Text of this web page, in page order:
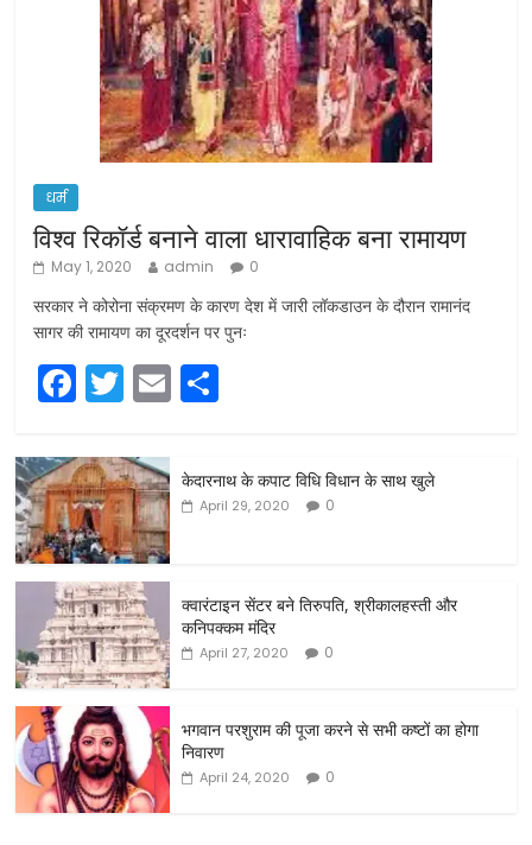
धर्म
विश्व रिकॉर्ड बनाने वाला धारावाहिक बना रामायण
May 1, 2020 admin 0
सरकार ने कोरोना संक्रमण के कारण देश में जारी लॉकडाउन के दौरान रामानंद
सागर की रामायण का दूरदर्शन पर पुनः
F
a
c
e
b
o
o
k
T
w
itt
er
E
m
ai ar
e
केदारनाथ के कपाट विधि विधान के साथ खुले
April 29, 2020 0
क्वारंटाइन सेंटर बने तिरुपति, श्रीकालहस्ती और
कनिपक्कम मंदिर
April 27, 2020 0
भगवान परशुराम की पूजा करने से सभी कष्टों का होगा
निवारण
April 24, 2020 0